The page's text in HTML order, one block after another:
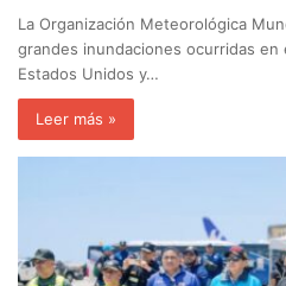
La Organización Meteorológica
grandes inundaciones ocurridas en
Estados Unidos y…
Leer más »